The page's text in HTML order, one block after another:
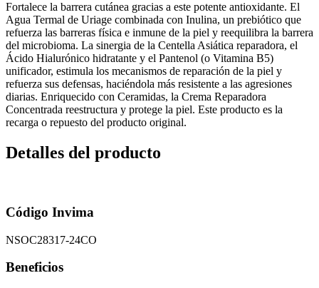
Fortalece la barrera cutánea gracias a este potente antioxidante. El
Agua Termal de Uriage combinada con Inulina, un prebiótico que
refuerza las barreras física e inmune de la piel y reequilibra la barrera
del microbioma. La sinergia de la Centella Asiática reparadora, el
Ácido Hialurónico hidratante y el Pantenol (o Vitamina B5)
unificador, estimula los mecanismos de reparación de la piel y
refuerza sus defensas, haciéndola más resistente a las agresiones
diarias. Enriquecido con Ceramidas, la Crema Reparadora
Concentrada reestructura y protege la piel. Este producto es la
recarga o repuesto del producto original.
Detalles del producto
Código Invima
NSOC28317-24CO
Beneficios